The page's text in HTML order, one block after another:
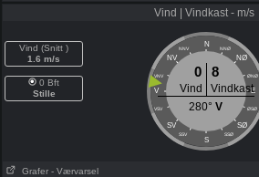
Vind | Vindkast - m/s
Vind (Snitt )
1.6 m/s
0 Bft
Stille
N
NNV NNØ
NV NØ
VNV ØNØ
V E
VSV ØSØ
SV SØ
SSV SSØ
S
0 8
Vind
Vindkast
280°V
Grafer - Værvarsel